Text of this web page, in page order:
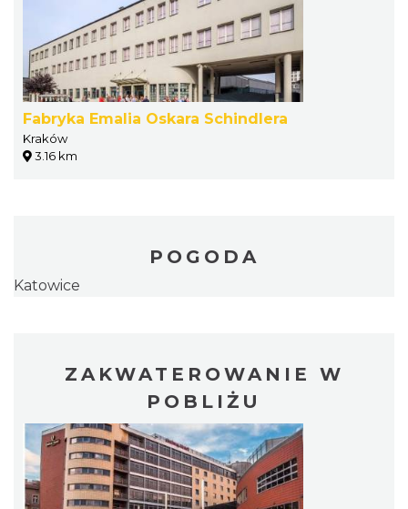
Fabryka Emalia Oskara Schindlera
Kraków
3.16 km
POGODA
Katowice
ZAKWATEROWANIE W
POBLIŻU